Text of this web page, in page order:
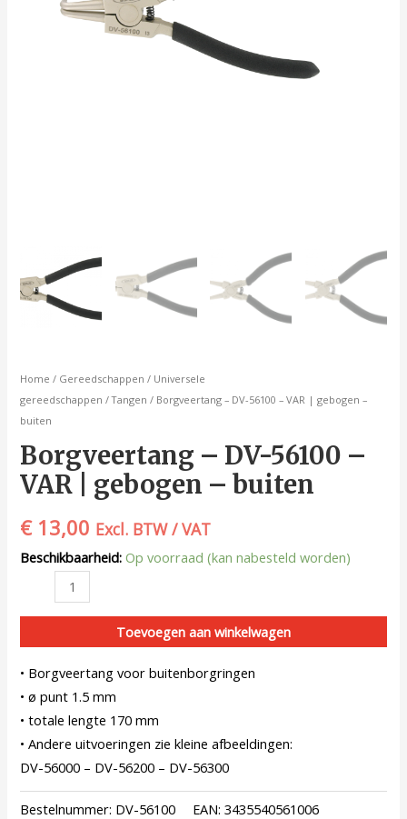
Home / Gereedschappen / Universele
gereedschappen /Tangen / Borgveertang – DV-56100 – VAR | gebogen –
buiten
Borgveertang – DV-56100 –
VAR | gebogen – buiten
€13,00 Excl. BTW / VAT
Beschikbaarheid: Op voorraad (kan nabesteld worden)
Toevoegen aan winkelwagen
• Borgveertang voor buitenborgringen
• ø punt 1.5 mm
• totale lengte 170 mm
• Andere uitvoeringen zie kleine afbeeldingen:
DV-56000 – DV-56200 – DV-56300
Bestelnummer: DV-56100 EAN:3435540561006